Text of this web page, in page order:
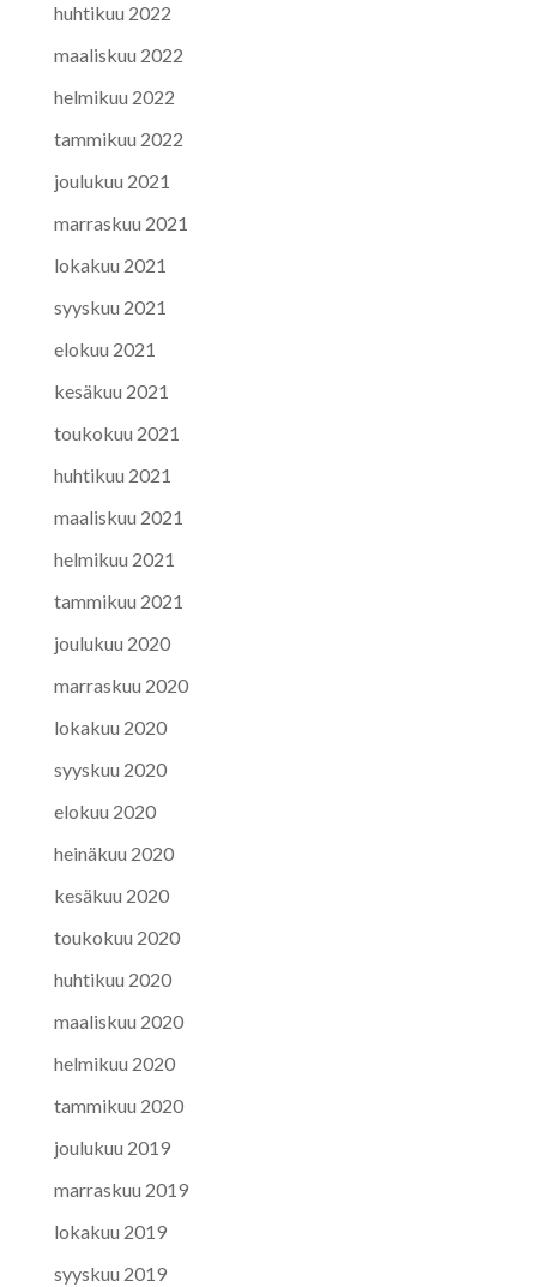
huhtikuu 2022
maaliskuu 2022
helmikuu 2022
tammikuu 2022
joulukuu 2021
marraskuu 2021
lokakuu 2021
syyskuu 2021
elokuu 2021
kesäkuu 2021
toukokuu 2021
huhtikuu 2021
maaliskuu 2021
helmikuu 2021
tammikuu 2021
joulukuu 2020
marraskuu 2020
lokakuu 2020
syyskuu 2020
elokuu 2020
heinäkuu 2020
kesäkuu 2020
toukokuu 2020
huhtikuu 2020
maaliskuu 2020
helmikuu 2020
tammikuu 2020
joulukuu 2019
marraskuu 2019
lokakuu 2019
syyskuu 2019